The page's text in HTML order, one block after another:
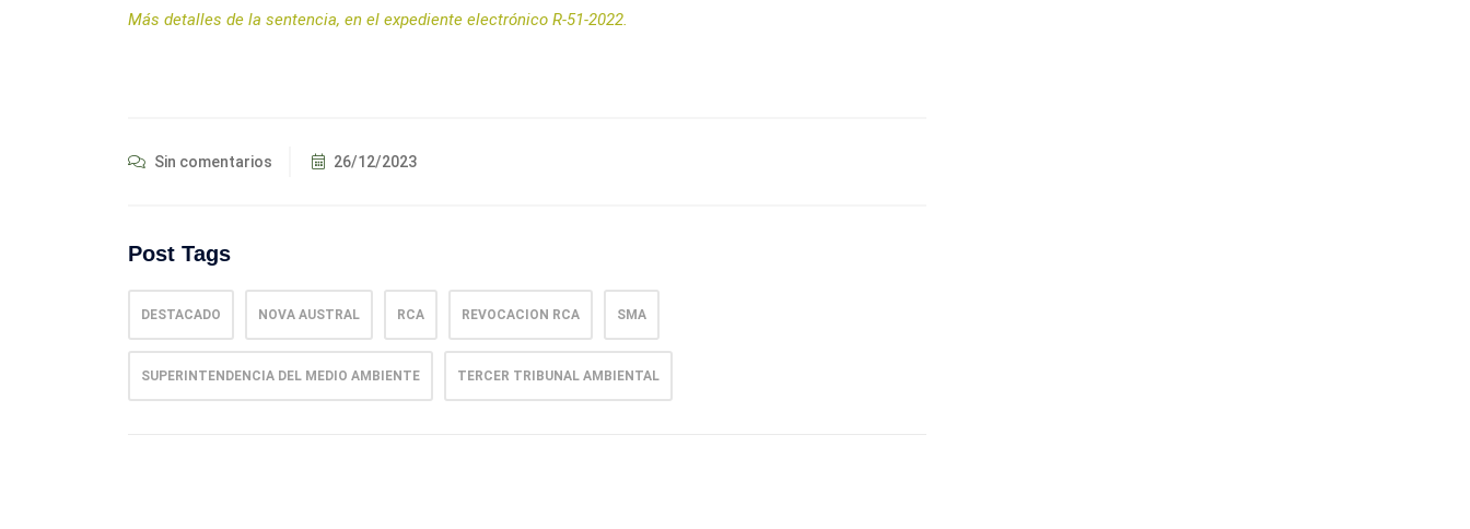
Más detalles de la sentencia, en el expediente electrónico R-51-2022.
Sin comentarios 26/12/2023
Post Tags
DESTACADO NOVA AUSTRAL RCA REVOCACION RCA SMA
SUPERINTENDENCIA DEL MEDIO AMBIENTE TERCER TRIBUNAL AMBIENTAL